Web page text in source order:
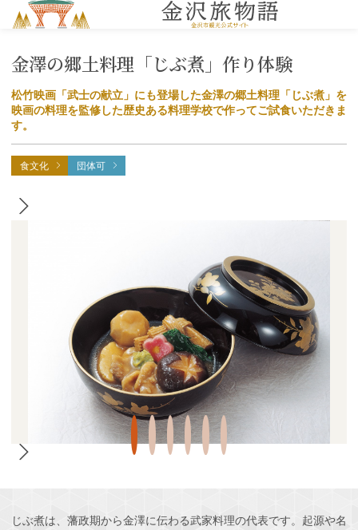
金澤の郷土料理「じぶ煮」作り体験
松竹映画「武士の献立」にも登場した金澤の郷土料理「じぶ煮」を
映画の料理を監修した歴史ある料理学校で作ってご試食いただきま
す。
食文化 団体可
じぶ煮は、藩政期から金澤に伝わる武家料理の代表です。起源や名